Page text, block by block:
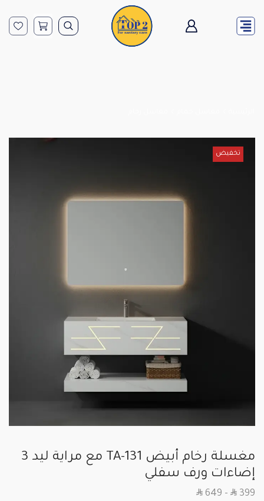
تخفيض
مغسلة رخام أبيض TA-131 مع مراية ليد 3
إضاءات ورف سفلي
SAR 399
–
SAR 649